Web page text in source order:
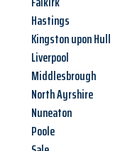
Hastings
Kingston upon Hull
Liverpool
Middlesbrough
North Ayrshire
Nuneaton
Poole